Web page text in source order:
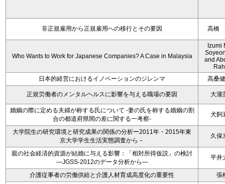
非正規雇用から正規雇用への移行とその要因 高橋
Who Wants to Work for Japanese Companies? A Case in Malaysia
Izumi
and
日本的経営におけるイノベーションのジレンマ
高桑
正規労働者のメンタルヘルスに影響を与える職場の要因 大瀧
婚姻の際に定める夫婦が称する氏について -妻の氏を称する婚姻の割
合の都道府県間の差に関する一考察-
犬飼
大学院生の研究環境と研究成果の関係の分析ー2011年・2015年東
京大学学生生活実態調査から－
久保
親の社会経済的資源が結婚に与える影響：「相対所得仮説」の検討
―JGSS-2012のデータ分析から―
平井
介護従事者の労働供給と介護人材育成高度化の重要性
張